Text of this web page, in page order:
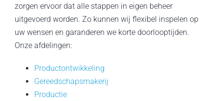
zorgen ervoor dat alle stappen in eigen beheer
uitgevoerd worden. Zo kunnen wij flexibel inspelen op
uw wensen en garanderen we korte doorlooptijden.
Onze afdelingen:
Productontwikkeling
Gereedschapsmakerij
Productie